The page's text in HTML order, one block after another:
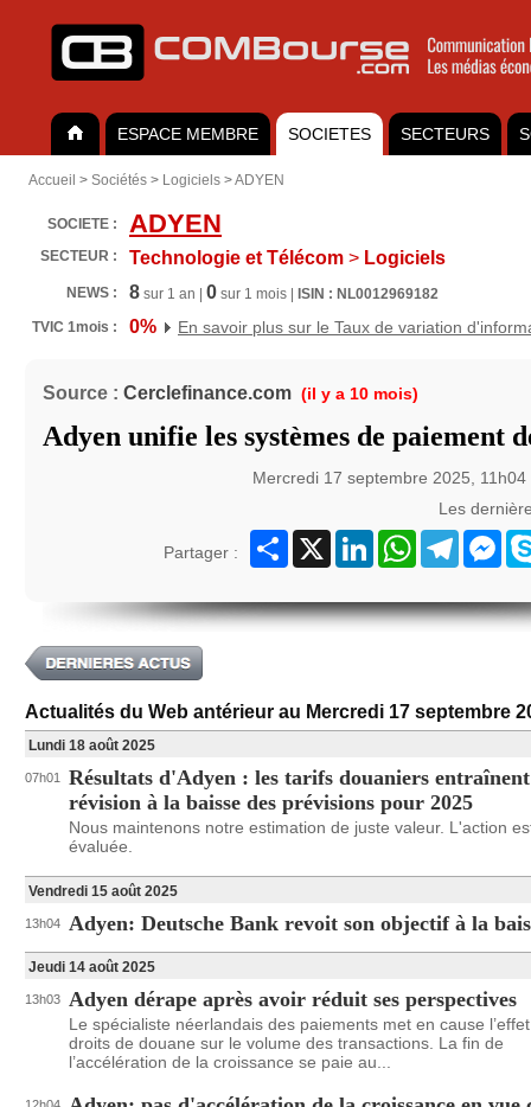
ESPACE MEMBRE SOCIETES SECTEURS
Accueil > Sociétés > Logiciels >ADYEN
SOCIETE : ADYEN
SECTEUR : Technologie et Télécom > Logiciels
NEWS : 8 sur 1 an | 0 sur 1 mois |
ISIN : NL0012969182
TVIC 1mois :
0% En savoir plus sur le Taux de variation
Source : Cerclefinance.com (il y a 10 mois)
Adyen unifie les systèmes de paiement
Mercredi 17 septembre 2025,
Les
Partager :
Partager
X LinkedInWhatsAppTelegram
Actualités du Web antérieur au Mercredi 17 septembre
Lundi 18 août 2025
07h01
Résultats d'Adyen : les tarifs douaniers
révision à la baisse des prévisions pour 2025
Nous maintenons notre estimation de juste valeur. L'action
évaluée.
Vendredi 15 août 2025
13h04 Adyen: Deutsche Bank revoit son objectif à la
Jeudi 14 août 2025
13h03 Adyen dérape après avoir réduit ses perspectives
Le spécialiste néerlandais des paiements met en cause
droits de douane sur le volume des transactions. La fin de
l’accélération de la croissance se paie au...